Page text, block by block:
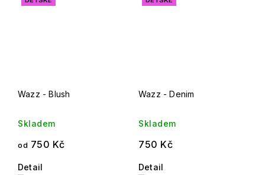
Wazz - Blush
Skladem
od 750 Kč
Detail
Wazz - Denim
Skladem
750 Kč
Detail